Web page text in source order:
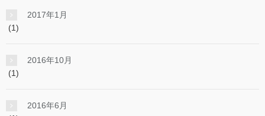
2017年1月
(1)
2016年10月
(1)
2016年6月